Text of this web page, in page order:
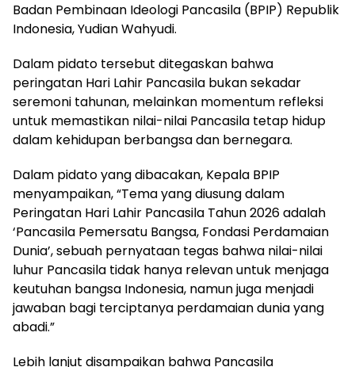
Badan Pembinaan Ideologi Pancasila (BPIP) Republik
Indonesia, Yudian Wahyudi.
Dalam pidato tersebut ditegaskan bahwa
peringatan Hari Lahir Pancasila bukan sekadar
seremoni tahunan, melainkan momentum refleksi
untuk memastikan nilai-nilai Pancasila tetap hidup
dalam kehidupan berbangsa dan bernegara.
Dalam pidato yang dibacakan, Kepala BPIP
menyampaikan, “Tema yang diusung dalam
Peringatan Hari Lahir Pancasila Tahun 2026 adalah
‘Pancasila Pemersatu Bangsa, Fondasi Perdamaian
Dunia’, sebuah pernyataan tegas bahwa nilai-nilai
luhur Pancasila tidak hanya relevan untuk menjaga
keutuhan bangsa Indonesia, namun juga menjadi
jawaban bagi terciptanya perdamaian dunia yang
abadi.”
Lebih lanjut disampaikan bahwa Pancasila